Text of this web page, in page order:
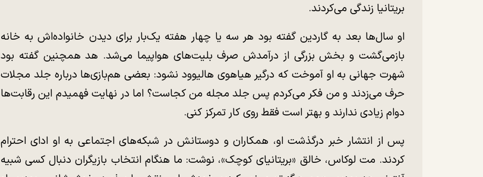
بریتانیا زندگی می‌کردند.
او سال‌ها بعد به گاردین گفته بود هر سه یا چهار هفته یک‌بار برای دیدن خانواده‌اش به خانه
بازمی‌گشت و بخش بزرگی از درآمدش صرف بلیت‌های هواپیما می‌شد. هد همچنین گفته بود
شهرت جهانی به او آموخت که درگیر هیاهوی هالیوود نشود: بعضی هم‌بازی‌ها درباره جلد مجلات
حرف می‌زدند و من فکر می‌کردم پس جلد مجله من کجاست؟ اما در نهایت فهمیدم این رقابت‌ها
دوام زیادی ندارند و بهتر است فقط روی کار تمرکز کنی.
پس از انتشار خبر درگذشت او، همکاران و دوستانش در شبکه‌های اجتماعی به او ادای احترام
کردند. مت لوکاس، خالق «بریتانیای کوچک»، نوشت: ما هنگام انتخاب بازیگران دنبال کسی شبیه